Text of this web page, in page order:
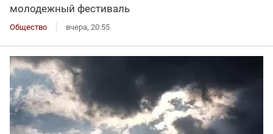
молодежный фестиваль
Общество вчера, 20:55